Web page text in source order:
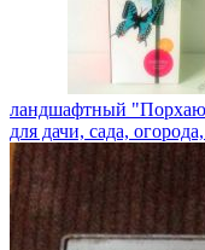
ландшафтный
для дачи, сада,